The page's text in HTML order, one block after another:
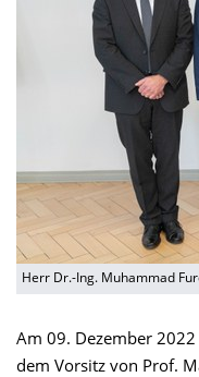
Herr Dr.-Ing. Muhammad
Am 09. Dezember
dem Vorsitz von Prof.